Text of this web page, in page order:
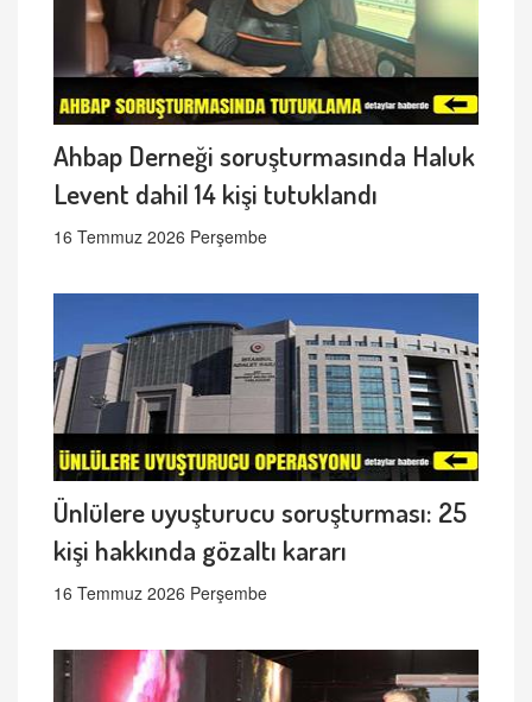
Ahbap Derneği soruşturmasında Haluk
Levent dahil 14 kişi tutuklandı
16 Temmuz 2026 Perşembe
Ünlülere uyuşturucu soruşturması: 25
kişi hakkında gözaltı kararı
16 Temmuz 2026 Perşembe